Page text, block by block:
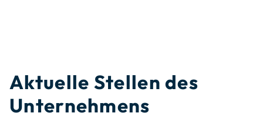
Aktuelle Stellen des
Unternehmens